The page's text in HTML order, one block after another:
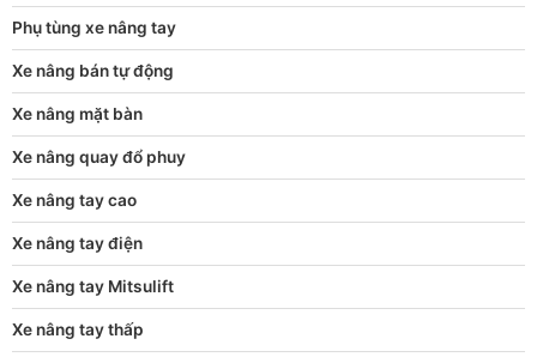
Phụ tùng xe nâng tay
Xe nâng bán tự động
Xe nâng mặt bàn
Xe nâng quay đổ phuy
Xe nâng tay cao
Xe nâng tay điện
Xe nâng tay Mitsulift
Xe nâng tay thấp